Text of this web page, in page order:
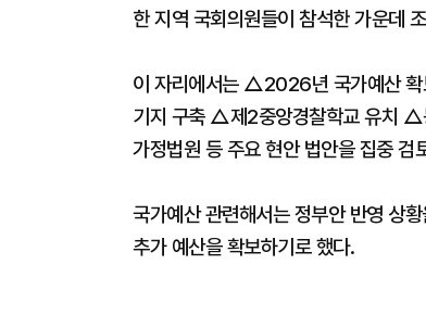
한 지역 국회의원들이 참석한 가운데
이 자리에서는 △2026년 국가예산
기지 구축 △제2중앙경찰학교 유치 △
가정법원 등 주요 현안 법안을 집중 검
국가예산 관련해서는 정부안 반영 상
추가 예산을 확보하기로 했다.